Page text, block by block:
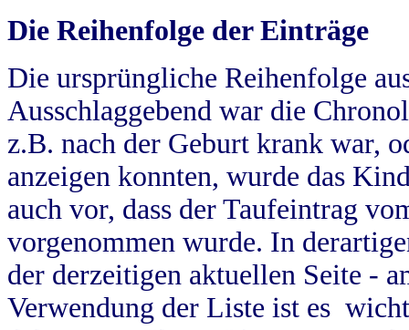
Die Reihenfolge der Einträge
Die ursprüngliche Reihenfolge
Ausschlaggebend war die
z.B. nach der Geburt krank war,
anzeigen konnten, wurde das
auch vor, dass der Taufeintrag
vorgenommen wurde. In
der derzeitigen aktuellen Seite -
Verwendung der Liste ist es